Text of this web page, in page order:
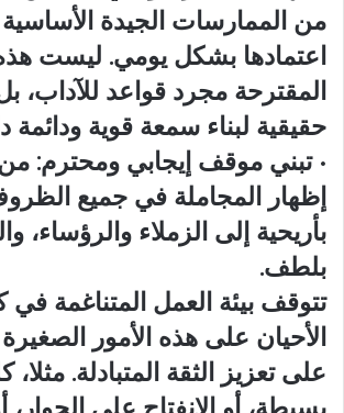
من الممارسات الجيدة
اعتمادها بشكل يومي. ليست
المقترحة مجرد قواعد للآداب،
حقيقية لبناء سمعة قوية
• تبني موقف إيجابي ومحترم:
إظهار المجاملة في جميع
بأريحية إلى الزملاء والرؤساء،
بلطف.
تتوقف بيئة العمل المتناغمة في
الأحيان على هذه الأمور
على تعزيز الثقة المتبادلة.